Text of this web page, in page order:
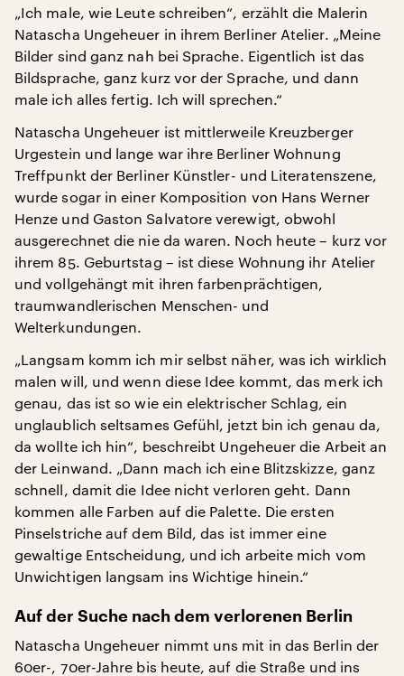
„Ich male, wie Leute schreiben“, erzählt die Malerin
Natascha Ungeheuer in ihrem Berliner Atelier. „Meine
Bilder sind ganz nah bei Sprache. Eigentlich ist das
Bildsprache, ganz kurz vor der Sprache, und dann
male ich alles fertig. Ich will sprechen.“
Natascha Ungeheuer ist mittlerweile Kreuzberger
Urgestein und lange war ihre Berliner Wohnung
Treffpunkt der Berliner Künstler- und Literatenszene,
wurde sogar in einer Komposition von Hans Werner
Henze und Gaston Salvatore verewigt, obwohl
ausgerechnet die nie da waren. Noch heute – kurz vor
ihrem 85. Geburtstag – ist diese Wohnung ihr Atelier
und vollgehängt mit ihren farbenprächtigen,
traumwandlerischen Menschen- und
Welterkundungen.
„Langsam komm ich mir selbst näher, was ich wirklich
malen will, und wenn diese Idee kommt, das merk ich
genau, das ist so wie ein elektrischer Schlag, ein
unglaublich seltsames Gefühl, jetzt bin ich genau da,
da wollte ich hin“, beschreibt Ungeheuer die Arbeit an
der Leinwand. „Dann mach ich eine Blitzskizze, ganz
schnell, damit die Idee nicht verloren geht. Dann
kommen alle Farben auf die Palette. Die ersten
Pinselstriche auf dem Bild, das ist immer eine
gewaltige Entscheidung, und ich arbeite mich vom
Unwichtigen langsam ins Wichtige hinein.“
Auf der Suche nach dem verlorenen Berlin
Natascha Ungeheuer nimmt uns mit in das Berlin der
60er-, 70er-Jahre bis heute, auf die Straße und ins